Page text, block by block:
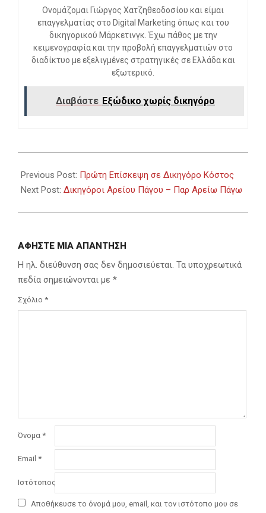
Ονομάζομαι Γιώργος Χατζηθεοδοσίου και είμαι
επαγγελματίας στο Digital Marketing όπως και του
δικηγορικού Μάρκετινγκ. Έχω πάθος με την
κειμενογραφία και την προβολή επαγγελματιών στο
διαδίκτυο με εξελιγμένες στρατηγικές σε Ελλάδα και
εξωτερικό.
Διαβάστε Εξώδικο χωρίς δικηγόρο
10-
14
Previous Post: Πρώτη Επίσκεψη σε Δικηγόρο Κόστος
Next Post: Δικηγόροι Αρείου Πάγου – Παρ Αρείω Πάγω
ΑΦΉΣΤΕ ΜΙΑ ΑΠΆΝΤΗΣΗ
Η ηλ. διεύθυνση σας δεν δημοσιεύεται. Τα υποχρεωτικά
πεδία σημειώνονται με *
Σχόλιο *
Όνομα *
Email *
Ιστότοπος
Αποθήκευσε το όνομά μου, email, και τον ιστότοπο μου σε